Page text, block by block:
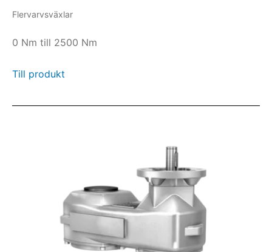
Flervarvsväxlar
0 Nm till 2500 Nm
Till produkt